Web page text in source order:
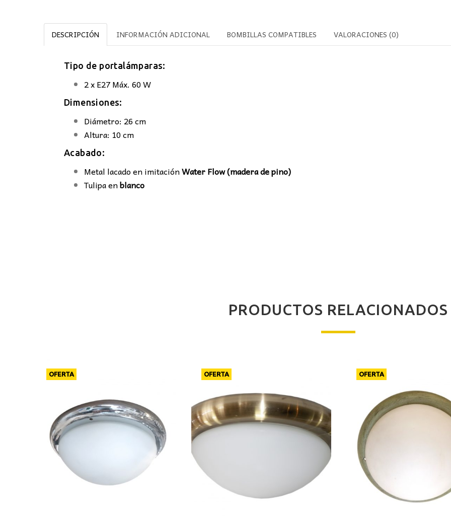
DESCRIPCIÓN INFORMACIÓN ADICIONAL BOMBILLAS COMPATIBLES VALORACIONES (0)
Tipo de portalámparas:
2 x E27 Máx. 60 W
Dimensiones:
Diámetro: 26 cm
Altura: 10 cm
Acabado:
Metal lacado en imitaciónWater Flow (madera de pino)
Tulipa enblanco
PRODUCTOS RELACIONADOS
OFERTA OFERTA OFERTA